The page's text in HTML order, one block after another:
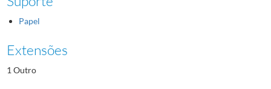
Papel
Extensões
1 Outro